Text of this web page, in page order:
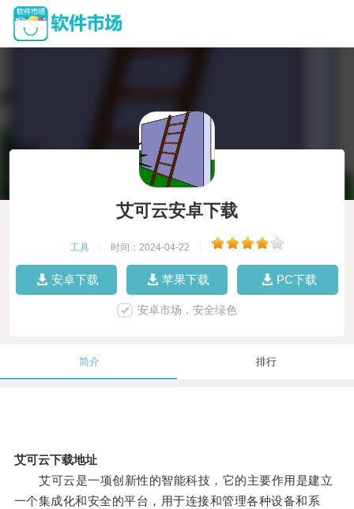
艾可云安卓下载
工具 时间：2024-04-22
安卓下载 苹果下载 PC下载
安卓市场，安全绿色
简介 排行
艾可云下载地址
艾可云是一项创新性的智能科技，它的主要作用是建立
一个集成化和安全的平台，用于连接和管理各种设备和系